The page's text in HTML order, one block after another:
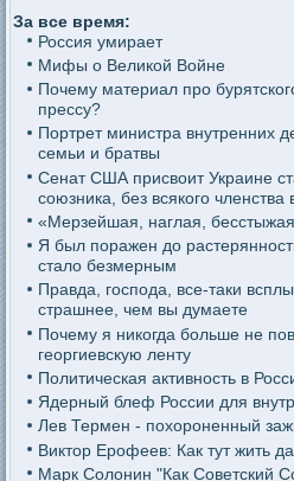
За все время:
Россия умирает
Мифы о Великой Войне
Почему материал про
прессу?
Портрет министра внутренних
семьи и братвы
Сенат США присвоит Украине
союзника, без всякого
«Мерзейшая, наглая,
Я был поражен до
стало безмерным
Правда, господа, все-таки
страшнее, чем вы думаете
Почему я никогда больше не
георгиевскую ленту
Политическая активность в
Ядерный блеф России для
Лев Термен - похороненный
Виктор Ерофеев: Как тут жить
Марк Солонин "Как Советский